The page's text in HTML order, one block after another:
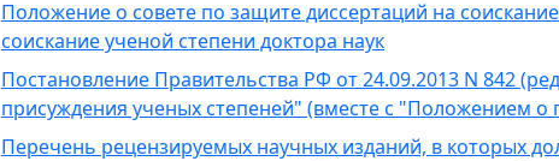
Положениео совете по защите диссертаций на
соискание ученой степени доктора наук
Постановление Правительства РФ от 24.09.2013 N 842
присуждения ученых степеней" (вместе с "Положением о
Перечень рецензируемых научных изданий, в которых